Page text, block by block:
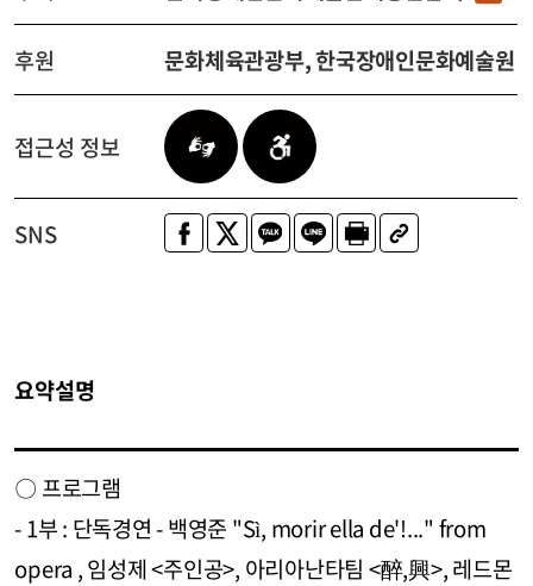
후원 문화체육관광부, 한국장애인문화예술원
접근성 정보
SNS
요약설명
〇 프로그램
- 1부 : 단독경연 - 백영준 "Sì, morir ella de'!..." from
opera , 임성제 <주인공>, 아리아난타팀 <醉,興>, 레드몬